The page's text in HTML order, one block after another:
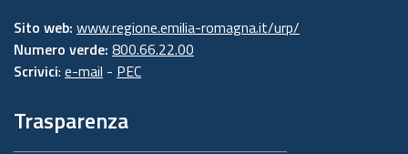
Sito web: www.regione.emilia-romagna.it/urp/
Numero verde: 800.66.22.00
Scrivici: e-mail - PEC
Trasparenza